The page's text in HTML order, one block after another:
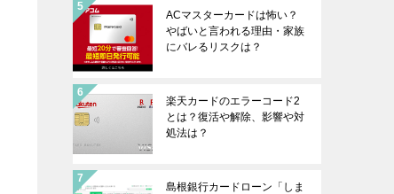
ACマスターカードは怖い？
やばいと言われる理由・家族
にバレるリスクは？
楽天カードのエラーコード2
とは？復活や解除、影響や対
処法は？
島根銀行カードローン「しま